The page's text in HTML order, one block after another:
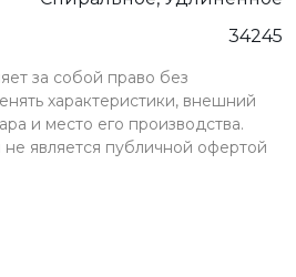
34245
за собой право без
характеристики, внешний
и место его производства.
является публичной офертой